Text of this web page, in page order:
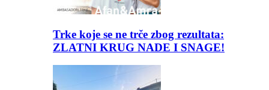
Trke koje se ne trče zbog rezultata:
ZLATNI KRUG NADE I SNAGE!